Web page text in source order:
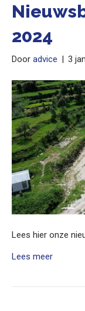
2024
Door advice | 3
Lees hier onze
Lees meer